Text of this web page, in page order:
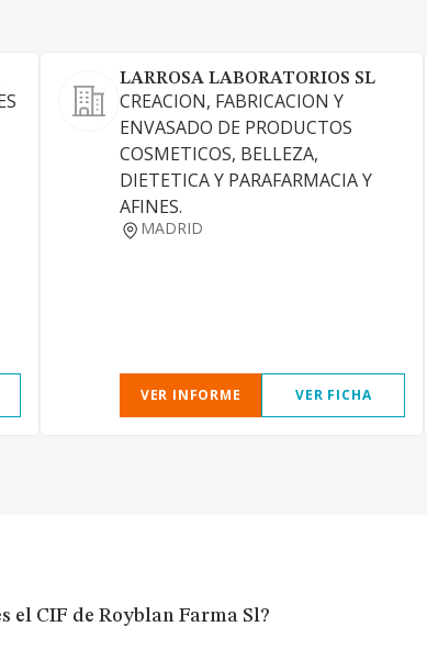
LARROSA LABORATORIOS SL
CREACION, FABRICACION Y
ENVASADO DE PRODUCTOS
COSMETICOS, BELLEZA,
DIETETICA Y PARAFARMACIA Y
AFINES.
MADRID
VER INFORME VER FICHA
el CIF de Royblan Farma Sl?